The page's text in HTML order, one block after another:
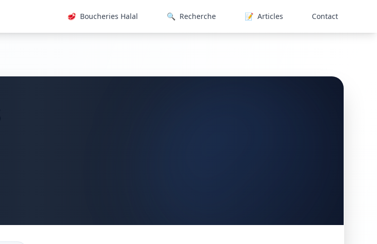
🥩 Boucheries Halal 🔍 Recherche 📝 Articles Contact